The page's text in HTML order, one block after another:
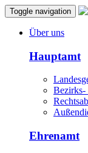
Toggle navigation
Über uns
Hauptamt
Bezirks-
Ehrenamt